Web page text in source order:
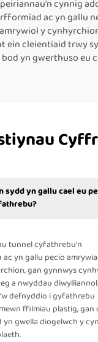
cynnig
ac yn gallu
y
ein cleientiaid trwy
yn gwerthuso eu
sydd yn gallu cael eu
tunnel cyfathrebu'n
yn gallu pecio
gan gynnwys
a nwyddau
defnyddio i gyfathrebu
ffilmiau plastig, gan
yn gwella diogelwch y